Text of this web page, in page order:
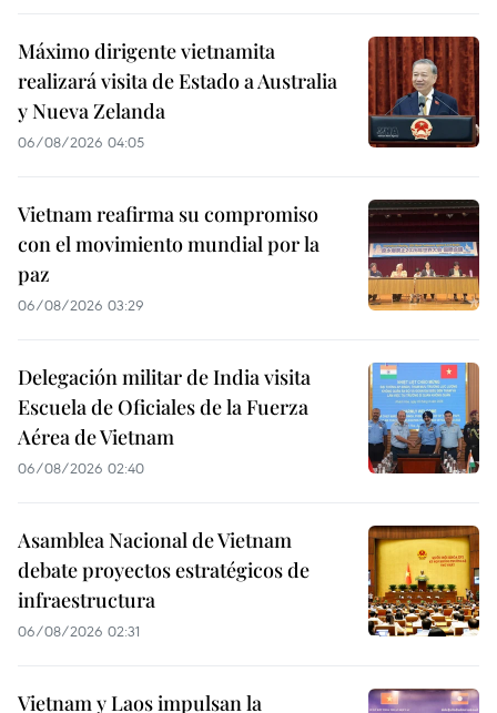
Máximo dirigente vietnamita
realizará visita de Estado a Australia
y Nueva Zelanda
06/08/2026 04:05
Vietnam reafirma su compromiso
con el movimiento mundial por la
paz
06/08/2026 03:29
Delegación militar de India visita
Escuela de Oficiales de la Fuerza
Aérea de Vietnam
06/08/2026 02:40
Asamblea Nacional de Vietnam
debate proyectos estratégicos de
infraestructura
06/08/2026 02:31
Vietnam y Laos impulsan la